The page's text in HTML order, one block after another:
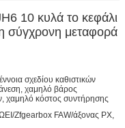
10 κυλά το κεφάλι
σύγχρονη μεταφορά
σχεδίου καθιστικών
χαμηλό βάρος
χαμηλό κόστος συντήρησης
Zfgearbox FAW/άξονας PX,